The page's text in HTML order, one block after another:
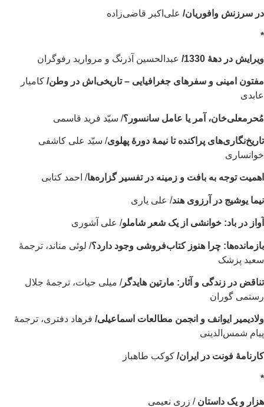
سرزنش وافوریان/علی‌اکبر قاضی‌زاده
در دهۀ 1330/ عبدالحسین آذرنگ و مروارید رفوگران
امینی و سفرهای جغرافیایی – تاریخی‌اش در وطن/کامیار
آمر یا عامل سانسور؟ / سیّد فرید قاسمی
پراکنده تا نیمهٔ دورهٔ پهلوی/ سیّد علی کاشفی
توجه به بافت و زمینه در تفسیر گزاره‌ها/ احمد کتابی
یوشیج در آرزوی هند/ علی یاری
در باد: خوانشی از یک شعر شاملو/ علی آشوری
چرا هنوز کتاب‌فروشی وجود دارد؟/ لوئی مناند، ترجمۀ
پزشک
در زندگی و آثار: مارتین هایدگر/ میلی حیات، ترجمۀ جلال
گوران
ایوانف و انجمن مطالعات اسماعیلی/فرهاد دفتری، ترجمۀ
شمس‌الدینی
فونت در ایران/کوکب طاهباز
و یک داستان/ زری نعیمی